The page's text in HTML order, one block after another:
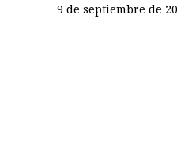
9 de septiembre de